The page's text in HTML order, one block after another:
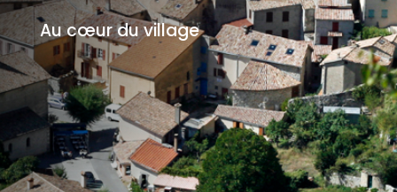
Au cœur du village